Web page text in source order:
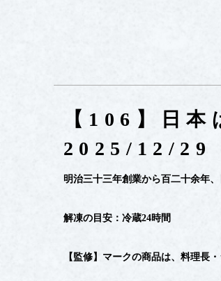
【106】日
2025/12/29
明治三十三年創業から百二十余年
解凍の目安：冷蔵24時間
【監修】マークの商品は、料理長